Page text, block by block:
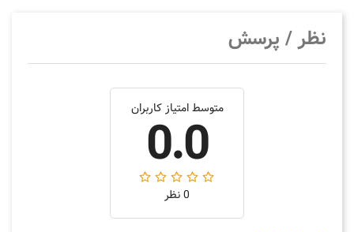
نظر / پرسش
متوسط امتیاز کاربران
0.0
0 نظر